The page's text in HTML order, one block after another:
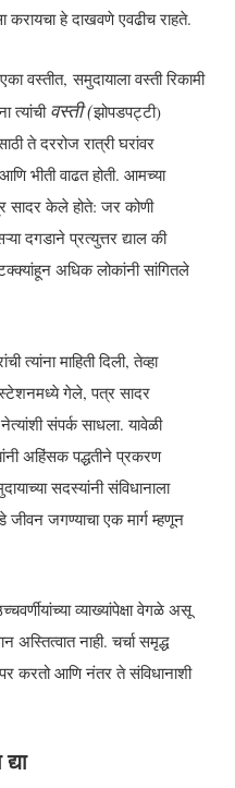
करायचा हे दाखवणे एवढीच राहते.
वस्तीत, समुदायाला वस्ती रिकामी
त्यांची वस्ती (झोपडपट्टी)
ते दररोज रात्री घरांवर
भीती वाढत होती. आमच्या
सादर केले होते: जर कोणी
दगडाने प्रत्युत्तर द्याल की
अधिक लोकांनी सांगितले
त्यांना माहिती दिली, तेव्हा
स्टेशनमध्ये गेले, पत्र सादर
संपर्क साधला. यावेळी
अहिंसक पद्धतीने प्रकरण
सदस्यांनी संविधानाला
जीवन जगण्याचा एक मार्ग म्हणून
व्याख्यांपेक्षा वेगळे असू
अस्तित्वात नाही. चर्चा समृद्ध
करतो आणि नंतर ते संविधानाशी